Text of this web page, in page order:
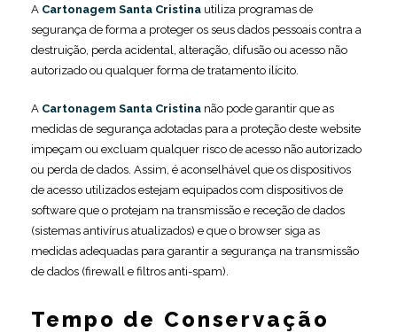
A Cartonagem Santa Cristina utiliza programas de
segurança de forma a proteger os seus dados pessoais contra a
destruição, perda acidental, alteração, difusão ou acesso não
autorizado ou qualquer forma de tratamento ilícito.
A Cartonagem Santa Cristina não pode garantir que as
medidas de segurança adotadas para a proteção deste website
impeçam ou excluam qualquer risco de acesso não autorizado
ou perda de dados. Assim, é aconselhável que os dispositivos
de acesso utilizados estejam equipados com dispositivos de
software que o protejam na transmissão e receção de dados
(sistemas antivírus atualizados) e que o browser siga as
medidas adequadas para garantir a segurança na transmissão
de dados (firewall e filtros anti-spam).
Tempo de Conservação